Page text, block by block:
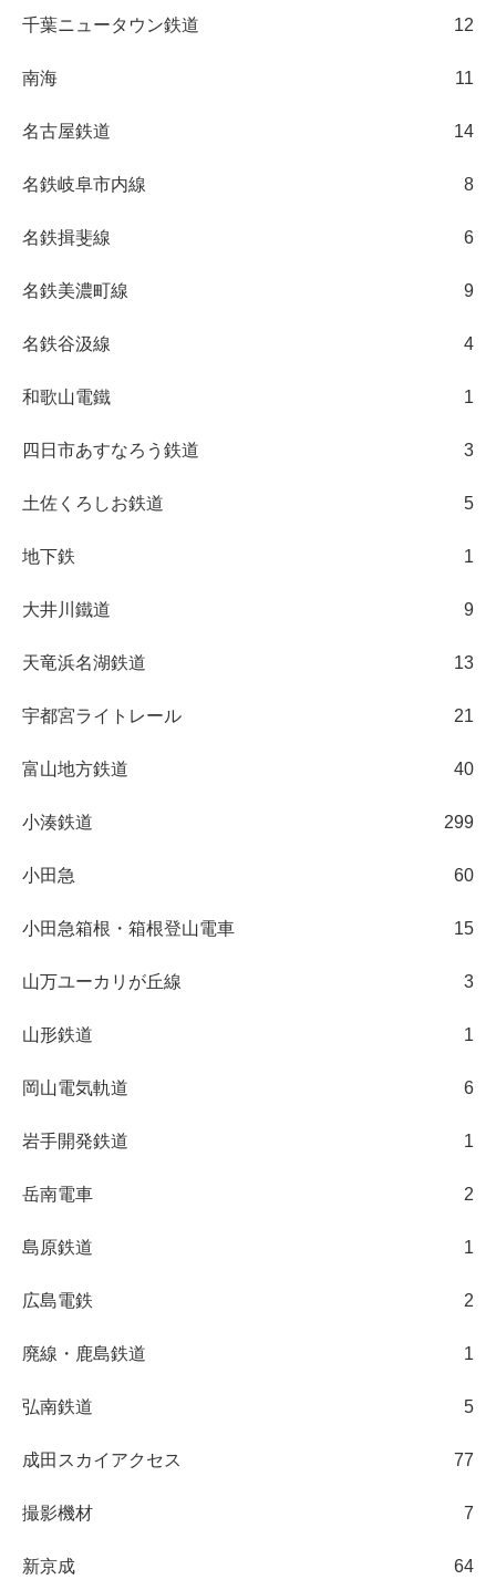
千葉ニュータウン鉄道 12
南海 11
名古屋鉄道 14
名鉄岐阜市内線 8
名鉄揖斐線 6
名鉄美濃町線 9
名鉄谷汲線 4
和歌山電鐵 1
四日市あすなろう鉄道 3
土佐くろしお鉄道 5
地下鉄 1
大井川鐵道 9
天竜浜名湖鉄道 13
宇都宮ライトレール 21
富山地方鉄道 40
小湊鉄道 299
小田急 60
小田急箱根・箱根登山電車 15
山万ユーカリが丘線 3
山形鉄道 1
岡山電気軌道 6
岩手開発鉄道 1
岳南電車 2
島原鉄道 1
広島電鉄 2
廃線・鹿島鉄道 1
弘南鉄道 5
成田スカイアクセス 77
撮影機材 7
新京成 64